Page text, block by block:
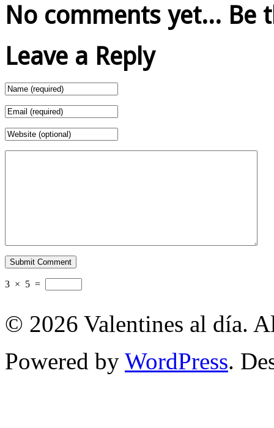
No comments yet... Be
Leave a Reply
3 × 5 =
© 2026 Valentines al día.
Powered by WordPress.